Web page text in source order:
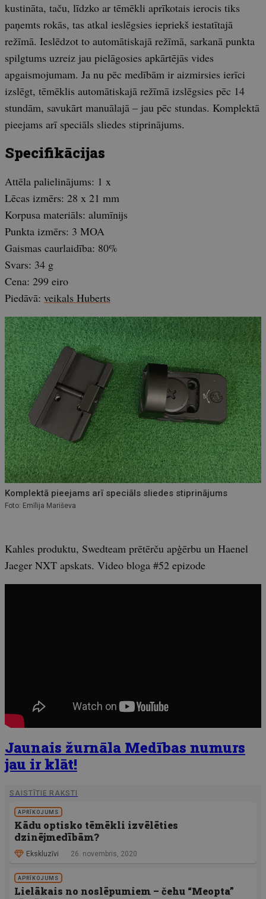
kustināta, taču, līdzko ar tēmēkli aprīkotais ierocis tiks
paņemts rokās, tas atkal ieslēgsies iepriekš iestatītajā
režīmā. Ieslēdzot to automātiskajā režīmā, sarkanā punkta
spilgtums uzreiz jau pielāgosies apkārtējās vides
apgaismojumam. Ja nu pēc medībām ir aizmirsies ierīci
izslēgt, tēmēklis automātiskajā režīmā izslēgsies pēc 14
stundām, savukārt manuālajā – jau pēc stundas. Komplektā
pieejams arī speciāls sliedes stiprinājums.
Specifikācijas
Attēla palielinājums: 1 x
Lēcas izmērs: 28 x 21 mm
Korpusa materiāls: alumīnijs
Punkta izmērs: 3 MOA
Gaismas caurlaidība: 80%
Svars: 34 g
Cena: 299 eiro
Piedāvā: veikals Huberts
Komplektā pieejams arī speciāls sliedes stiprinājums
Foto: Emīlija Mariševa
Kahles produktu, Swedteam prētērču apģērbu un Haenel
Jaeger NXT apskats. Video bloga #52 epizode
Jaunais žurnāla Medības numurs
jau ir klāt!
SAISTĪTIE RAKSTI
APRĪKOJUMS
Kādu optisko tēmēkli izvēlēties
dzinējmedībām?
Ekskluzīvi 26. novembris, 2020
APRĪKOJUMS
Lielākais no noslēpumiem – čehu “Meopta”